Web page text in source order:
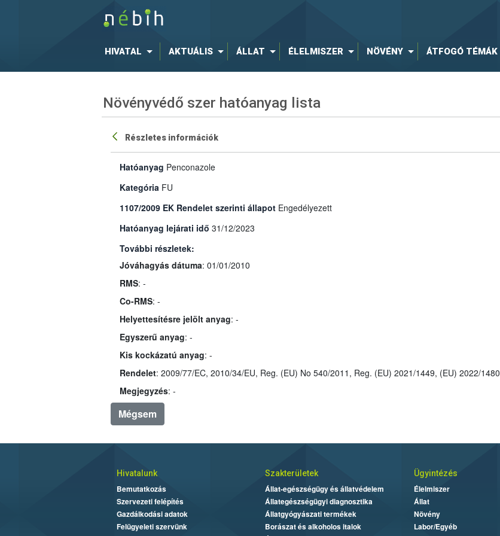
HIVATAL AKTUÁLIS ÁLLAT ÉLELMISZER NÖVÉNY ÁTFOGÓ TÉMÁK
Növényvédő szer hatóanyag lista
Részletes információk
Hatóanyag Penconazole
Kategória FU
1107/2009 EK Rendelet szerinti állapot Engedélyezett
Hatóanyag lejárati idő 31/12/2023
További részletek:
Jóváhagyás dátuma: 01/01/2010
RMS: -
Co-RMS: -
Helyettesítésre jelölt anyag: -
Egyszerű anyag: -
Kis kockázatú anyag: -
Rendelet
: 2009/77/EC, 2010/34/EU, Reg. (EU) No 540/2011, Reg. (EU) 2021/1449, (EU) 2022/1480
Megjegyzés: -
Mégsem
Hivatalunk
Bemutatkozás
Szervezeti felépítés
Gazdálkodási adatok
Felügyeleti szervünk
Szakterületek
Állat-egészségügy és állatvédelem
Állategészségügyi diagnosztika
Állatgyógyászati termékek
Borászat és alkoholos italok
Ügyintézés
Élelmiszer
Állat
Növény
Labor/Egyéb